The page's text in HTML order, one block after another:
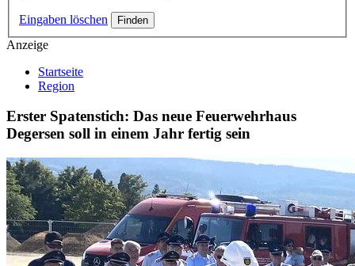
Eingaben löschen
Anzeige
Startseite
Region
Erster Spatenstich: Das neue Feuerwehrhaus
Degersen soll in einem Jahr fertig sein